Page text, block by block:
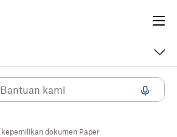
dokumen Paper